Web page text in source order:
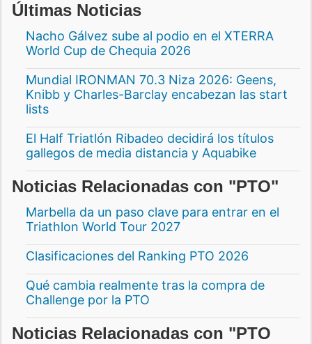
Últimas Noticias
Nacho Gálvez sube al podio en el XTERRA
World Cup de Chequia 2026
Mundial IRONMAN 70.3 Niza 2026: Geens,
Knibb y Charles-Barclay encabezan las start
lists
El Half Triatlón Ribadeo decidirá los títulos
gallegos de media distancia y Aquabike
Noticias Relacionadas con "PTO"
Marbella da un paso clave para entrar en el
Triathlon World Tour 2027
Clasificaciones del Ranking PTO 2026
Qué cambia realmente tras la compra de
Challenge por la PTO
Noticias Relacionadas con "PTO